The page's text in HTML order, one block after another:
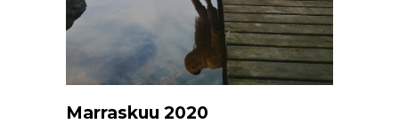
Marraskuu 2020